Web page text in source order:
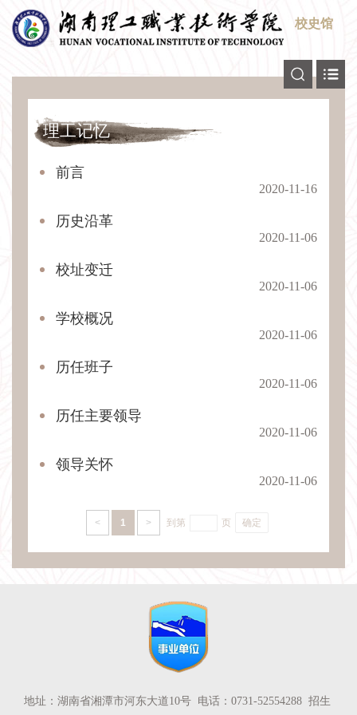
校史馆
理工记忆
前言
2020-11-16
历史沿革
2020-11-06
校址变迁
2020-11-06
学校概况
2020-11-06
历任班子
2020-11-06
历任主要领导
2020-11-06
领导关怀
2020-11-06
< 1 > 到第 页 确定
地址：湖南省湘潭市河东大道10号 电话：0731-52554288 招生